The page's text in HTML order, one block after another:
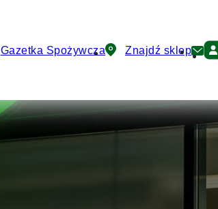
Gazetka Spożywcza Znajdź sklep